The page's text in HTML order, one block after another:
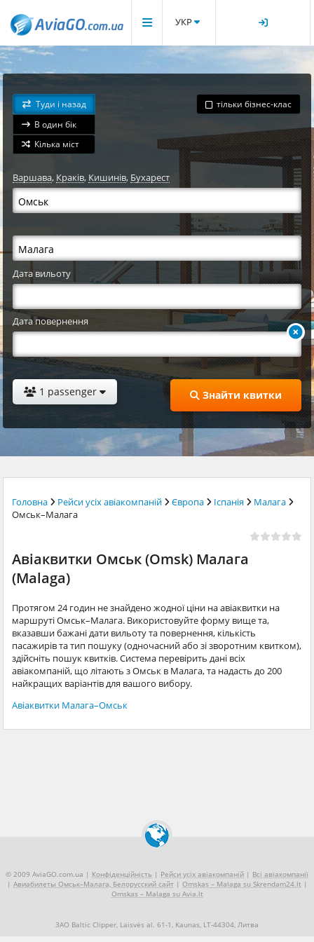
УКР
Туди і назад
В один бік
Кілька міст
тільки бізнес-клас
Варшава,Краків, Кишинів, Бухарест
Дата вильоту
Дата повернення
1 passenger Знайти квитки
Головна Рейси усіх авіакомпаній Європа Іспанія
Малага
Омськ–Малага
Авіаквитки Омськ (Omsk) Малага
(Malaga)
Протягом 24 годин не знайдено жодної ціни на авіаквитки на
маршруті Омськ–Малага. Використовуйте форму вище та,
вказавши бажані дати вильоту та повернення, кількість
пасажирів та тип пошуку (одночасний або зі зворотним квитком),
здійсніть пошук квитків. Система перевірить дані всіх
авіакомпаній, що літають з Омськ в Малага, та надасть до 200
найкращих варіантів для вашого вибору.
Авіаквитки Малага–Омськ
© 2009 AviaGO.com.ua | Конфіденційність | Рейси усіх авіакомпаній | Всі авіакомпанії
| Авиабилеты Омськ–Малага, Белорусский сайт| Omskas – Malaga su Skrendam24.lt |
Omskas – Malaga su Avia.lt
ЗАО Baltic Clipper, Laisvės al. 61-1, Kaunas, LT-44304, Литва